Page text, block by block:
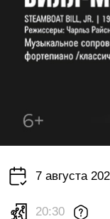
7 августа
20:30